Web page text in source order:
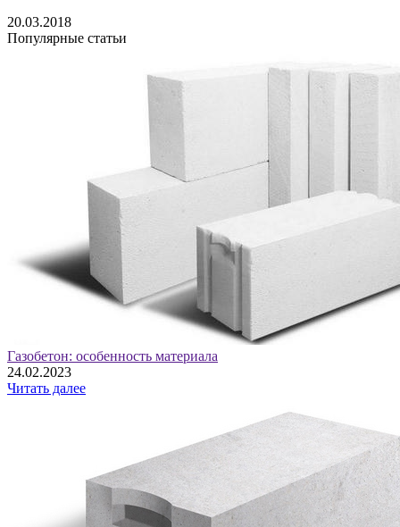
20.03.2018
Популярные статьи
Газобетон: особенность материала
24.02.2023
Читать далее